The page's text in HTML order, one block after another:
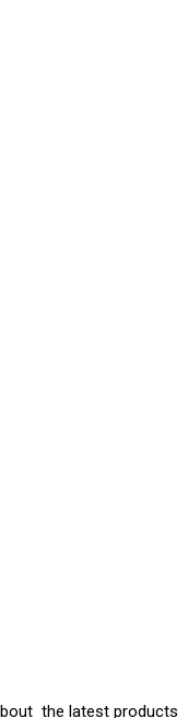
the latest products